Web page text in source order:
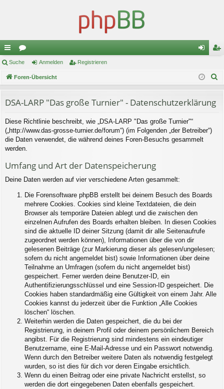
ch
ne
ug
riff
or
en m
de
ist
re
Suche Anmelden Registrieren
Foren-Übersicht
DSA-LARP "Das große Turnier" - Datenschutzerklärung
Diese Richtlinie beschreibt, wie „DSA-LARP "Das große Turnier"“
(„http://www.das-grosse-turnier.de/forum“) (im Folgenden „der Betreiber“)
die Daten verwendet, die während deines Foren-Besuchs gesammelt
werden.
Umfang und Art der Datenspeicherung
Deine Daten werden auf vier verschiedene Arten gesammelt:
Die Forensoftware phpBB erstellt bei deinem Besuch des Boards
mehrere Cookies. Cookies sind kleine Textdateien, die dein
Browser als temporäre Dateien ablegt und die zwischen den
einzelnen Aufrufen des Boards erhalten bleiben. In diesen Cookies
sind die aktuelle ID deiner Sitzung (damit dir alle Seitenaufrufe
zugeordnet werden können), Informationen über die von dir
gelesenen Beiträge (zur Markierung dieser als gelesen/ungelesen;
sofern du nicht angemeldet bist) sowie Informationen über deine
Teilnahme an Umfragen (sofern du nicht angemeldet bist)
gespeichert. Ferner werden deine Benutzer-ID, ein
Authentifizierungsschlüssel und eine Session-ID gespeichert. Die
Cookies haben standardmäßig eine Gültigkeit von einem Jahr. Alle
Cookies kannst du jederzeit über die Funktion „Alle Cookies
löschen“ löschen.
Weiterhin werden die Daten gespeichert, die du bei der
Registrierung, in deinem Profil oder deinem persönlichem Bereich
angibst. Für die Registrierung sind mindestens ein eindeutiger
Benutzername, eine E-Mail-Adresse und ein Passwort notwendig.
Wenn durch den Betreiber weitere Daten als notwendig festgelegt
wurden, so ist dies für dich vor deren Eingabe ersichtlich.
Wenn du einen Beitrag oder eine private Nachricht erstellst, so
werden die dort eingegebenen Daten ebenfalls gespeichert.